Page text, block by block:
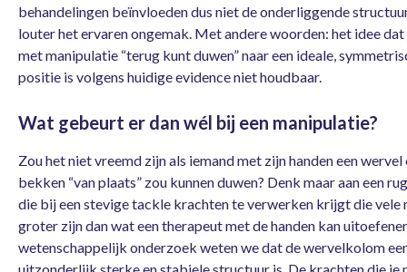
behandelingen beïnvloeden dus niet de onderliggende
louter het ervaren ongemak. Met andere woorden: het idee
met manipulatie “terug kunt duwen” naar een ideale,
positie is volgens huidige evidence niet houdbaar.
Wat gebeurt er dan wél bij een manipulatie?
Zou het niet vreemd zijn als iemand met zijn handen een wervel
bekken “van plaats” zou kunnen duwen? Denk maar aan een
die bij een stevige tackle krachten te verwerken krijgt die vele
groter zijn dan wat een therapeut met de handen kan
wetenschappelijk onderzoek weten we dat de wervelkolom